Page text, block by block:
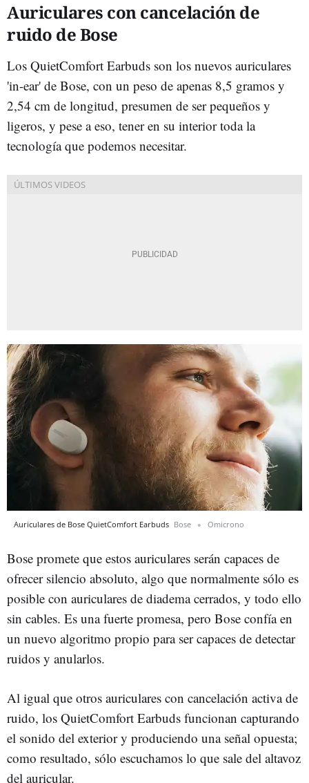
Auriculares con cancelación de
ruido de Bose
Los QuietComfort Earbuds son los nuevos auriculares
'in-ear' de Bose, con un peso de apenas 8,5 gramos y
2,54 cm de longitud, presumen de ser pequeños y
ligeros, y pese a eso, tener en su interior toda la
tecnología que podemos necesitar.
Auriculares de Bose QuietComfort Earbuds Bose Omicrono
Bose promete que estos auriculares serán capaces de
ofrecer silencio absoluto, algo que normalmente sólo es
posible con auriculares de diadema cerrados, y todo ello
sin cables. Es una fuerte promesa, pero Bose confía en
un nuevo algoritmo propio para ser capaces de detectar
ruidos y anularlos.
Al igual que otros auriculares con cancelación activa de
ruido, los QuietComfort Earbuds funcionan capturando
el sonido del exterior y produciendo una señal opuesta;
como resultado, sólo escuchamos lo que sale del altavoz
del auricular.